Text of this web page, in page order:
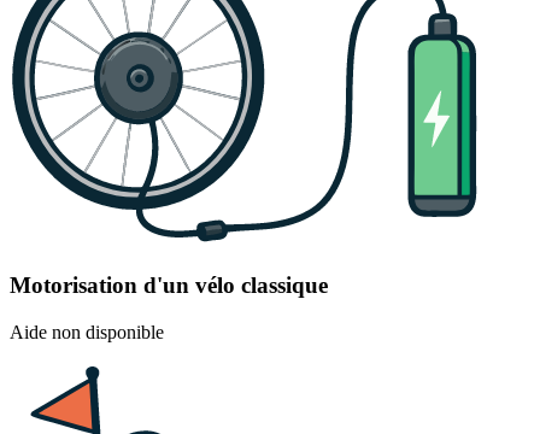
Motorisation d'un vélo classique
Aide non disponible